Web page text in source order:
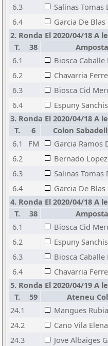
6.3 Salinas Tomas
6.4
Garcia De Blas
2. Ronda El 2020/04/18 A
T.
38
6.1
Biosca Caballe
6.2
Chavarria
6.3
Biosca Cid
6.4
Espuny
3. Ronda El 2020/04/18 A
T.
6 Colon
6.1
FM Garcia Ramos
6.2
Bernado
6.3
Salinas Tomas
6.4
Garcia De Blas
4. Ronda El 2020/04/18 A
T.
38
6.1
Biosca Cid
6.2
Espuny
6.3
Biosca Caballe
6.4
Chavarria
5. Ronda El 2020/04/19 A
T.
59 Ateneu
24.1
Mangues
24.2
Cano Vila Elena
24.3
Jove Albaiges